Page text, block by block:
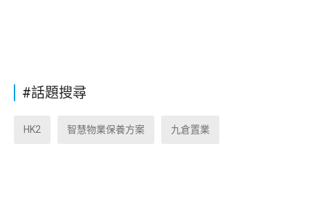
#話題搜尋
HK2 智慧物業保養方案 九倉置業